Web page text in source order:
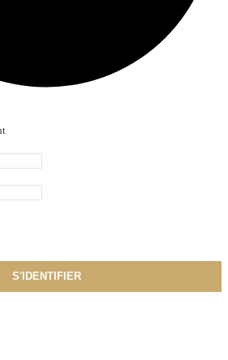
S'IDENTIFIER